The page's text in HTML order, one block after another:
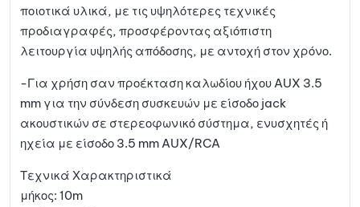
ποιοτικά υλικά, με τις υψηλότερες τεχνικές
προδιαγραφές, προσφέροντας αξιόπιστη
λειτουργία υψηλής απόδοσης, με αντοχή στον χρόνο.
-Για χρήση σαν προέκταση καλωδίου ήχου AUX 3.5
mm για την σύνδεση συσκευών με είσοδο jack
ακουστικών σε στερεοφωνικό σύστημα, ενυσχητές ή
ηχεία με είσοδο 3.5 mm AUX/RCA
Τεχνικά Χαρακτηριστικά
μήκος: 10m